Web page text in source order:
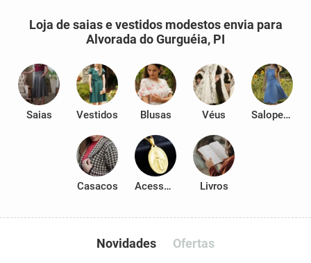
Loja de saias e vestidos modestos envia para
Alvorada do Gurguéia, PI
Saias Vestidos Blusas Véus Salopetes
Casacos Acessórios Livros
Novidades Ofertas